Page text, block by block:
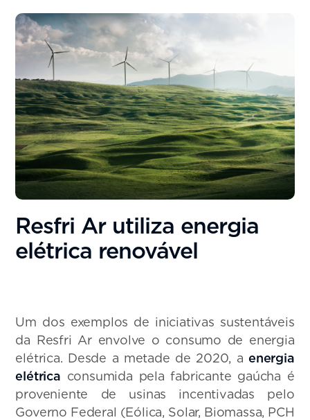
Resfri Ar utiliza energia
elétrica renovável
Um dos exemplos de iniciativas sustentáveis
da Resfri Ar envolve o consumo de energia
elétrica. Desde a metade de 2020, a energia
elétrica consumida pela fabricante gaúcha é
proveniente de usinas incentivadas pelo
Governo Federal (Eólica, Solar, Biomassa, PCH